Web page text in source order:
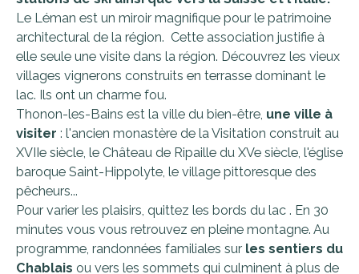
Le Léman est un miroir magnifique pour le patrimoine
architectural de la région. Cette association justifie à
elle seule une visite dans la région. Découvrez les vieux
villages vignerons construits en terrasse dominant le
lac. Ils ont un charme fou.
Thonon-les-Bains est la ville du bien-être, une ville à
visiter : l'ancien monastère de la Visitation construit au
XVIIe siècle, le Château de Ripaille du XVe siècle, l'église
baroque Saint-Hippolyte, le village pittoresque des
pêcheurs...
Pour varier les plaisirs, quittez les bords du lac . En 30
minutes vous vous retrouvez en pleine montagne. Au
programme, randonnées familiales sur les sentiers du
Chablais ou vers les sommets qui culminent à plus de